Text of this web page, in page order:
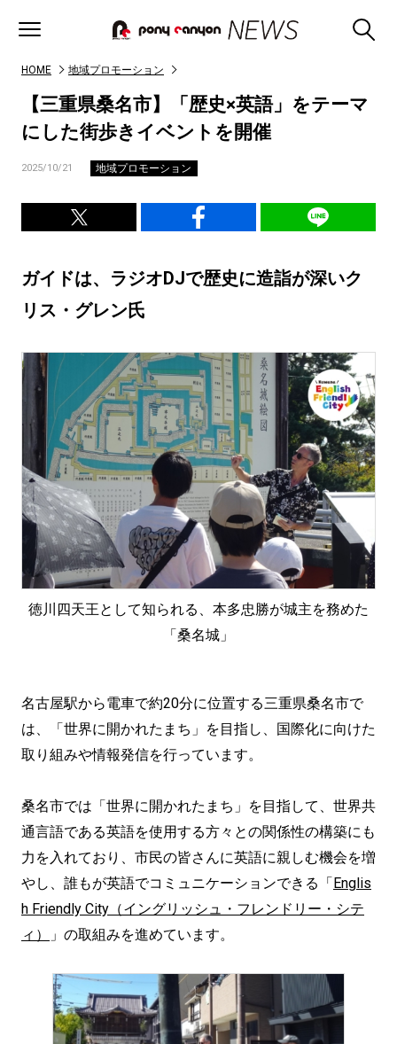
HOME 地域プロモーション
【三重県桑名市】「歴史×英語」をテーマ
にした街歩きイベントを開催
2025/10/21 地域プロモーション
ガイドは、ラジオDJで歴史に造詣が深いク
リス・グレン氏
徳川四天王として知られる、本多忠勝が城主を務めた
「桑名城」
名古屋駅から電車で約20分に位置する三重県桑名市で
は、「世界に開かれたまち」を目指し、国際化に向けた
取り組みや情報発信を行っています。
桑名市では「世界に開かれたまち」を目指して、世界共
通言語である英語を使用する方々との関係性の構築にも
力を入れており、市民の皆さんに英語に親しむ機会を増
やし、誰もが英語でコミュニケーションできる「Englis
h Friendly City（イングリッシュ・フレンドリー・シテ
ィ）
」の取組みを進めています。